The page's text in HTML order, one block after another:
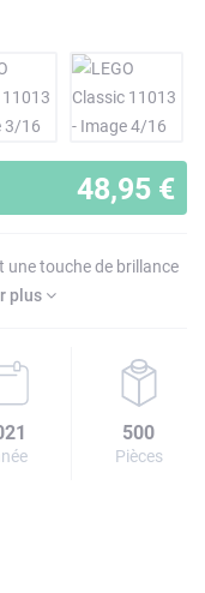
48,95 €
une touche de brillance
plus
500
Pièces